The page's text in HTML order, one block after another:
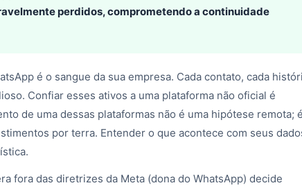
perdidos, comprometendo a continuidade
é o sangue da sua empresa. Cada contato, cada
Confiar esses ativos a uma plataforma não oficial é
de uma dessas plataformas não é uma hipótese remota; é
por terra. Entender o que acontece com seus
fora das diretrizes da Meta (dona do WhatsApp) decide